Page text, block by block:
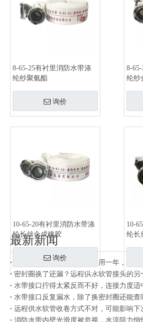
8-65-25有衬里消防水带涤
纶纱聚氨酯
询价
8-
纶纱
10-65-20有衬里消防水带涤
纶长丝合成橡胶
询价
10-
纶长
最新新闻
同一批水带有的用三年有的用一年，差
密封圈换了还漏？远程供水软管接头的另
水带接口拧得太紧反而不好，连接力度适
水带接口反复漏水，除了换密封圈还能查
远程供水软管收卷方式不对，可能影响下
消防水带内壁光滑度被忽视，水流阻力悄